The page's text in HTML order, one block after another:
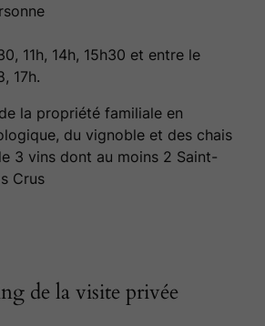
11h, 14h, 15h30 et entre le
17h.
la propriété familiale en
du vignoble et des chais
3 vins dont au moins 2 Saint-
Crus
de la visite privée